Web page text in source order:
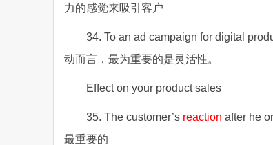
力的感觉来吸引客户
34. To an ad campaign for digital
动而言，最为重要的是灵活性。
Effect on your product sales
35. The customer’s reaction after he
最重要的